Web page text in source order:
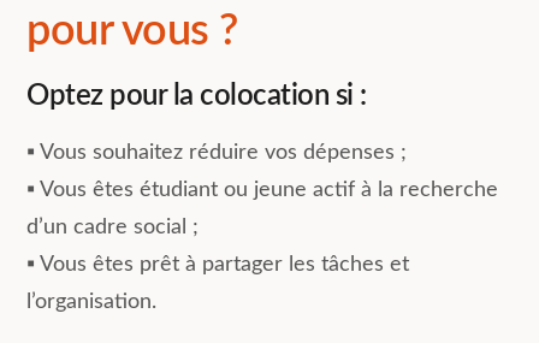
pour vous ?
Optez pour la colocation si :
▪︎ Vous souhaitez réduire vos dépenses ;
▪︎ Vous êtes étudiant ou jeune actif à la recherche
d’un cadre social ;
▪︎ Vous êtes prêt à partager les tâches et
l’organisation.